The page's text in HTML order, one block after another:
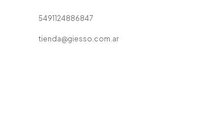
5491124886847
tienda@giesso.com.ar